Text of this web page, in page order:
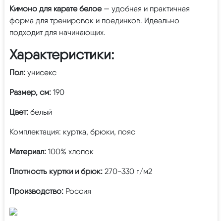
Кимоно для карате белое — удобная и практичная
форма для тренировок и поединков. Идеально
подходит для начинающих.
Характеристики:
Пол: унисекс
Размер, см: 190
Цвет: белый
Комплектация: куртка, брюки, пояс
Материал: 100% хлопок
Плотность куртки и брюк: 270-330 г/м2
Производство: Россия